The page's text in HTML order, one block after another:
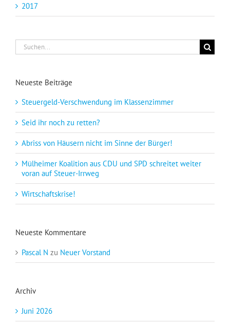
2017
Suche
nach:
Neueste Beiträge
Steuergeld-Verschwendung im Klassenzimmer
Seid ihr noch zu retten?
Abriss von Häusern nicht im Sinne der Bürger!
Mülheimer Koalition aus CDU und SPD schreitet weiter
voran auf Steuer-Irrweg
Wirtschaftskrise!
Neueste Kommentare
Pascal N zu Neuer Vorstand
Archiv
Juni 2026